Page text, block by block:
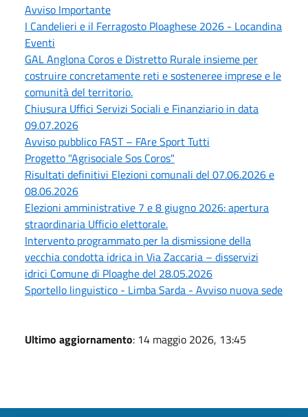
Avviso Importante
I Candelieri e il Ferragosto Ploaghese 2026 - Locandina
Eventi
GAL Anglona Coros e Distretto Rurale insieme per
costruire concretamente reti e sosteneree imprese e le
comunità del territorio.
Chiusura Uffici Servizi Sociali e Finanziario in data
09.07.2026
Avviso pubblico FAST – FAre Sport Tutti
Progetto "Agrisociale Sos Coros"
Risultati definitivi Elezioni comunali del 07.06.2026 e
08.06.2026
Elezioni amministrative 7 e 8 giugno 2026: apertura
straordinaria Ufficio elettorale.
Intervento programmato per la dismissione della
vecchia condotta idrica in Via Zaccaria – disservizi
idrici Comune di Ploaghe del 28.05.2026
Sportello linguistico - Limba Sarda - Avviso nuova sede
Ultimo aggiornamento: 14 maggio 2026, 13:45